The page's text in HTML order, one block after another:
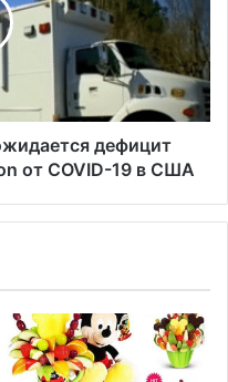
дефицит
от COVID-19 в США